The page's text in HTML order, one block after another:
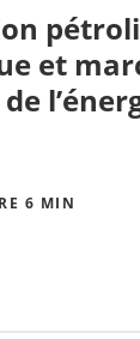
et
6 MIN